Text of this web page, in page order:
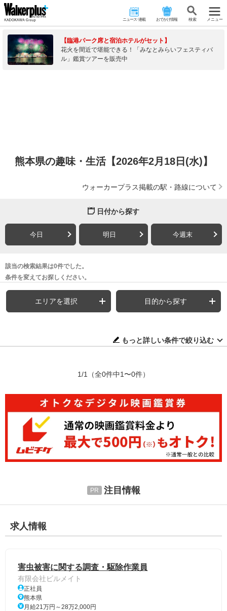
ニュース･連載 おでかけ情報 検 索 メニュー
【臨港パーク席と宿泊ホテルがセット】
花火を間近で堪能できる！「みなとみらいフェスティバ
ル」鑑賞ツアーを販売中
熊本県の趣味・生活【2026年2月18日(水)】
ウォーカープラス掲載の駅・路線について
日付から探す
今日 明日 今週末
該当の検索結果は0件でした。
条件を変えてお探しください。
エリアを選択 目的から探す
もっと詳しい条件で絞り込む
1/1 （全0件中1〜0件）
注目情報
求人情報
害虫被害に関する調査・駆除作業員
有限会社ビルメイト
正社員
熊本県
月給21万円～28万2,000円